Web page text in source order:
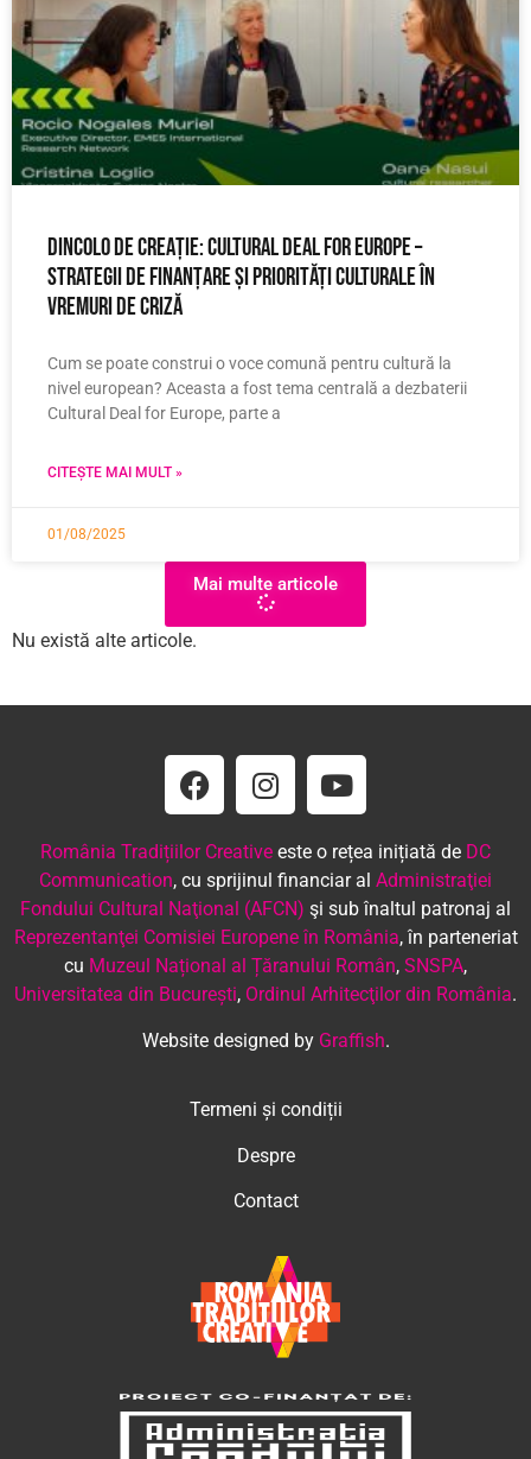
Dincolo de creație: Cultural Deal for Europe –
Strategii de finanțare și priorități culturale în
vremuri de criză
Cum se poate construi o voce comună pentru cultură la
nivel european? Aceasta a fost tema centrală a dezbaterii
Cultural Deal for Europe, parte a
CITEȘTE MAI MULT »
01/08/2025
Mai multe articole
Nu există alte articole.
România Tradițiilor Creative este o rețea inițiată de DC
Communication, cu sprijinul financiar al Administraţiei
Fondului Cultural Naţional (AFCN) şi sub înaltul patronaj al
Reprezentanţei Comisiei Europene în România, în parteneriat
cu Muzeul Național al Țăranului Român, SNSPA,
Universitatea din București, Ordinul Arhitecţilor din România.
Website designed by Graffish.
Termeni și condiții
Despre
Contact